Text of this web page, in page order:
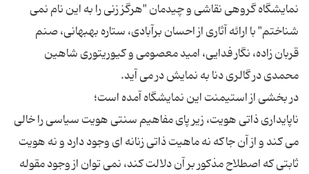
نمایشگاه گروهی نقاشی و چیدمان "هرگز زنی را به این نام نمی
شناختم" با ارائه آثاری از احسان برآبادی، ستاره بهبهانی، صنم
قربان زاده، نگار فدایی، امید معصومی و کیوریتوری شاهین
ناپایداری ذاتی هویت، زیر پای مفاهیم سنتی هویت سیاسی را خالی
می کند و از آن جاکه نه ماهیت ذاتی زنانه ای وجود دارد و نه هویت
ثابتی که اصطلاح مذکور بر آن دلالت کند، نمی توان از وجود مقوله